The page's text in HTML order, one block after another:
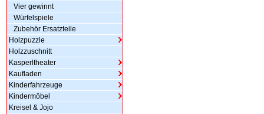
Vier gewinnt
Würfelspiele
Zubehör Ersatzteile
Holzpuzzle
Holzzuschnitt
Kasperltheater
Kaufladen
Kinderfahrzeuge
Kindermöbel
Kreisel & Jojo